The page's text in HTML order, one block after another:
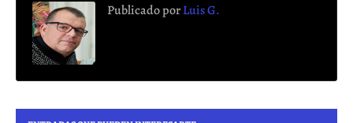
Publicado porLuis G.